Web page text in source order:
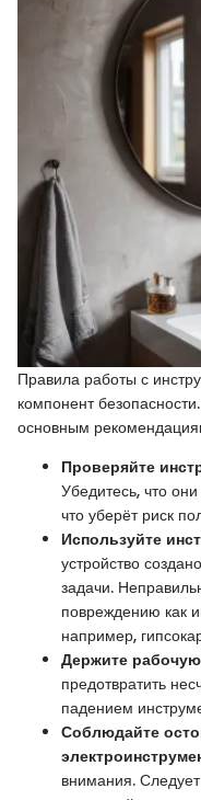
Правила работы с
компонент
основным
Проверяйте
Убедитесь, что
что уберёт риск
Используйте
устройство
задачи.
повреждению как
например,
Держите
предотвратить
падением
Соблюдайте
внимания.